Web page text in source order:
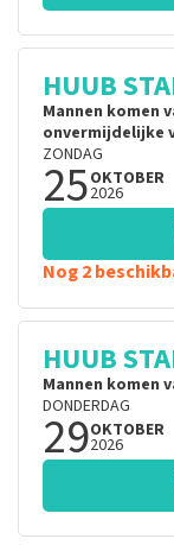
HUUB
Mannen komen
onvermijdelijke
ZONDAG
25OKTOBER
2026
Nog 2
HUUB
Mannen komen
DONDERDAG
29OKTOBER
2026